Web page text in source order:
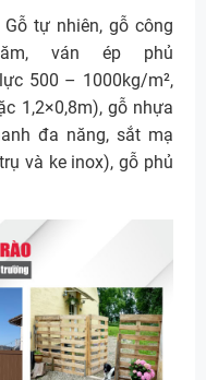
tự nhiên, gỗ công
ván ép phủ
500 – 1000kg/m²,
1,2×0,8m), gỗ nhựa
đa năng, sắt mạ
và ke inox), gỗ phủ